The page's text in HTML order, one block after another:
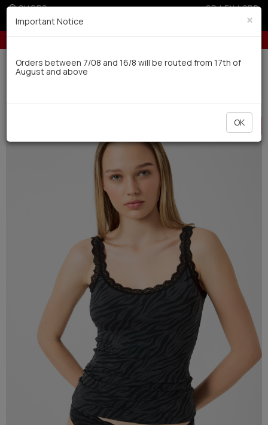
SHOPS GR|EN|SRB
with credit cards for orders over 100€ 5% off for orders over 250€
Delivery in 7-9 working days via UPS
HOT
OFFER
×
Important Notice
Orders between 7/08 and 16/8 will be routed from 17th of
August and above
OK